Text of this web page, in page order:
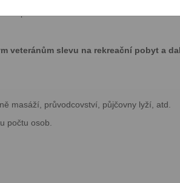
a proto vás dokážeme zavést i na taková
veteránům slevu na rekreační pobyt a
masáží, průvodcovství, půjčovny lyží, atd.
počtu osob.